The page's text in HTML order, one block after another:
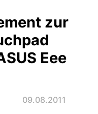
zur
Eee
09.08.2011